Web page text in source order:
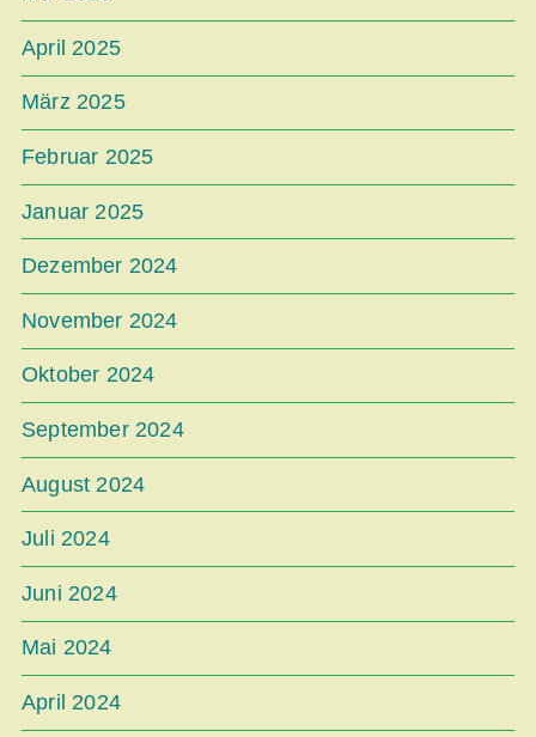
April 2025
März 2025
Februar 2025
Januar 2025
Dezember 2024
November 2024
Oktober 2024
September 2024
August 2024
Juli 2024
Juni 2024
Mai 2024
April 2024